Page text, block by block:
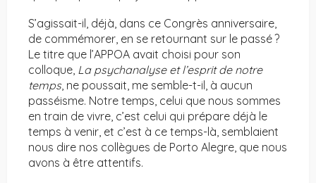
S’agissait-il, déjà, dans ce Congrès anniversaire,
de commémorer, en se retournant sur le passé ?
Le titre que l’APPOA avait choisi pour son
colloque, La psychanalyse et l’esprit de notre
temps, ne poussait, me semble-t-il, à aucun
passéisme. Notre temps, celui que nous sommes
en train de vivre, c’est celui qui prépare déjà le
temps à venir, et c’est à ce temps-là, semblaient
nous dire nos collègues de Porto Alegre, que nous
avons à être attentifs.